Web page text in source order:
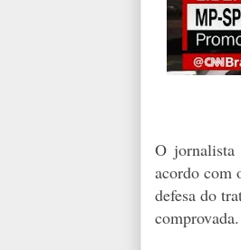
O
acordo com
defesa do
comprovada.